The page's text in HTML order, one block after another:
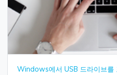
Windows에서 USB 드라이브를